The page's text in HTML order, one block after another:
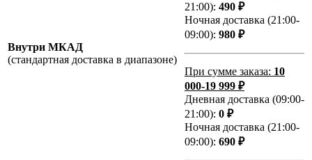
Внутри МКАД
(стандартная доставка в диапазоне)
21:00): 490 ₽
Ночная доставка (21:00-
09:00): 980 ₽
При сумме заказа: 10
000-19 999 ₽
Дневная доставка (09:00-
21:00): 0 ₽
Ночная доставка (21:00-
09:00): 690 ₽